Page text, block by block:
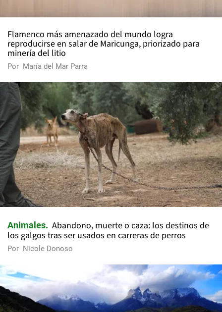
Flamenco más amenazado del mundo logra
reproducirse en salar de Maricunga, priorizado para
minería del litio
Por María del Mar Parra
Animales
Abandono, muerte o caza: los destinos de
los galgos tras ser usados en carreras de perros
Por Nicole Donoso